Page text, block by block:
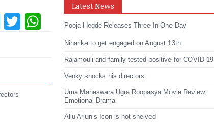
Facebook
TwitterWhatsApp
Pinterest
LinkedIn
Latest News
Pooja Hegde Releases Three In One Day
Niharika to get engaged on August 13th
Rajamouli and family tested positive for COVID-19
Venky shocks his directors
Uma Maheswara Ugra Roopasya Movie Review:
Emotional Drama
Allu Arjun’s Icon is not shelved